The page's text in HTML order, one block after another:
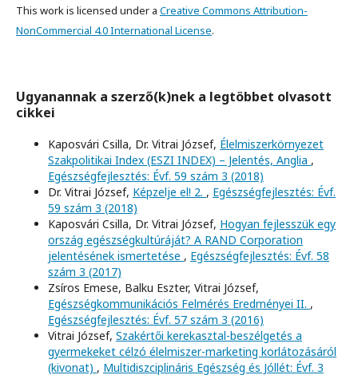
This work is licensed under a Creative Commons Attribution-
NonCommercial 4.0 International License.
Ugyanannak a szerző(k)nek a legtöbbet olvasott
cikkei
Kaposvári Csilla, Dr. Vitrai József, Élelmiszerkörnyezet
Szakpolitikai Index (ESZI INDEX) – Jelentés, Anglia ,
Egészségfejlesztés: Évf. 59 szám 3 (2018)
Dr. Vitrai József, Képzelje el! 2. , Egészségfejlesztés: Évf.
59 szám 3 (2018)
Kaposvári Csilla, Dr. Vitrai József, Hogyan fejlesszük egy
ország egészségkultúráját? A RAND Corporation
jelentésének ismertetése , Egészségfejlesztés: Évf. 58
szám 3 (2017)
Zsíros Emese, Balku Eszter, Vitrai József,
Egészségkommunikációs Felmérés Eredményei II. ,
Egészségfejlesztés: Évf. 57 szám 3 (2016)
Vitrai József, Szakértői kerekasztal-beszélgetés a
gyermekeket célzó élelmiszer-marketing korlátozásáról
(kivonat) , Multidiszciplináris Egészség és Jóllét: Évf. 3